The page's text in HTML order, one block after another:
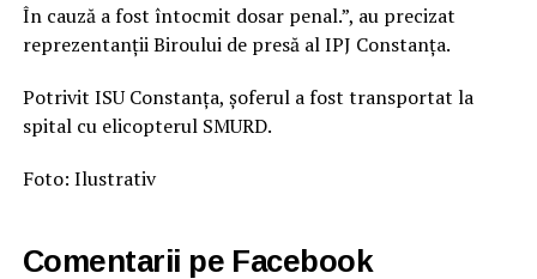
În cauză a fost întocmit dosar penal.”, au precizat
reprezentanții Biroului de presă al IPJ Constanța.
Potrivit ISU Constanța, șoferul a fost transportat la
spital cu elicopterul SMURD.
Foto: Ilustrativ
Comentarii pe Facebook